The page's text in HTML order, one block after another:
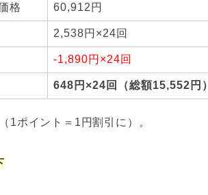
格 60,912円
2,538円×24回
-1,890円×24回
648円×24回（総額15,552円）
1ポイント＝1円割引に）。